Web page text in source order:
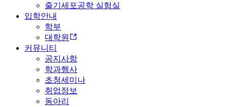
줄기세포공학 실험실
입학안내
학부
대학원
커뮤니티
공지사항
학과행사
초청세미나
취업정보
동아리